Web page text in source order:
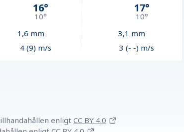
16°
10°
1,6 mm
4 (9) m/s
17°
10°
3,1 mm
3 (- -) m/s
enligt CC BY 4.0